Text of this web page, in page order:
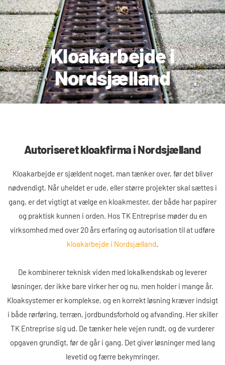
Kloakarbejde i
Nordsjælland
Autoriseret kloakfirma i Nordsjælland
Kloakarbejde er sjældent noget, man tænker over, før det bliver
nødvendigt. Når uheldet er ude, eller større projekter skal sættes i
gang, er det vigtigt at vælge en kloakmester, der både har papirer
og praktisk kunnen i orden. Hos TK Entreprise møder du en
virksomhed med over 20 års erfaring og autorisation til at udføre
kloakarbejde i Nordsjælland.
De kombinerer teknisk viden med lokalkendskab og leverer
løsninger, der ikke bare virker her og nu, men holder i mange år.
Kloaksystemer er komplekse, og en korrekt løsning kræver indsigt
i både rørføring, terræn, jordbundsforhold og afvanding. Her skiller
TK Entreprise sig ud. De tænker hele vejen rundt, og de vurderer
opgaven grundigt, før de går i gang. Det giver løsninger med lang
levetid og færre bekymringer.